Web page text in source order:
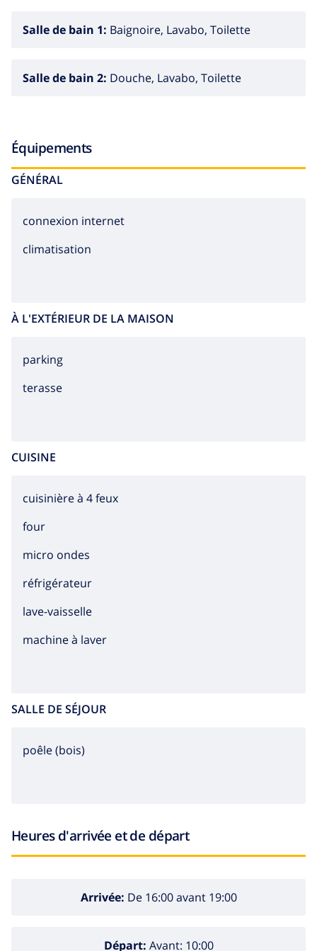
Salle de bain 1: Baignoire, Lavabo, Toilette
Salle de bain 2: Douche, Lavabo, Toilette
Équipements
GÉNÉRAL
connexion internet
climatisation
À L'EXTÉRIEUR DE LA MAISON
parking
terasse
CUISINE
cuisinière à 4 feux
four
micro ondes
réfrigérateur
lave-vaisselle
machine à laver
SALLE DE SÉJOUR
poêle (bois)
Heures d'arrivée et de départ
Arrivée: De 16:00 avant 19:00
Départ: Avant: 10:00